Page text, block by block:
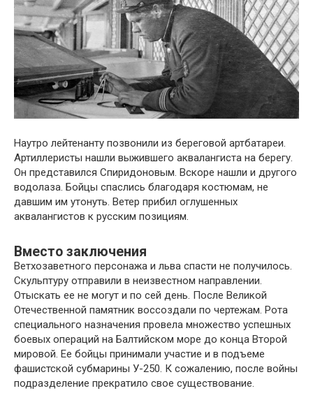
Наутро лейтенанту позвонили из береговой артбатареи.
Артиллеристы нашли выжившего аквалангиста на берегу.
Он представился Спиридоновым. Вскоре нашли и другого
водолаза. Бойцы спаслись благодаря костюмам, не
давшим им утонуть. Ветер прибил оглушенных
аквалангистов к русским позициям.
Вместо заключения
Ветхозаветного персонажа и льва спасти не получилось.
Скульптуру отправили в неизвестном направлении.
Отыскать ее не могут и по сей день. После Великой
Отечественной памятник воссоздали по чертежам. Рота
специального назначения провела множество успешных
боевых операций на Балтийском море до конца Второй
мировой. Ее бойцы принимали участие и в подъеме
фашистской субмарины У-250. К сожалению, после войны
подразделение прекратило свое существование.